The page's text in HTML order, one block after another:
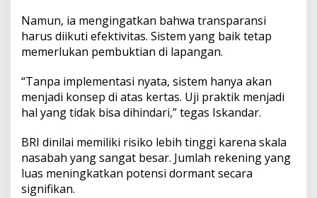
Namun, ia mengingatkan bahwa transparansi
harus diikuti efektivitas. Sistem yang baik tetap
memerlukan pembuktian di lapangan.
“Tanpa implementasi nyata, sistem hanya akan
menjadi konsep di atas kertas. Uji praktik menjadi
hal yang tidak bisa dihindari,” tegas Iskandar.
BRI dinilai memiliki risiko lebih tinggi karena skala
nasabah yang sangat besar. Jumlah rekening yang
luas meningkatkan potensi dormant secara
signifikan.